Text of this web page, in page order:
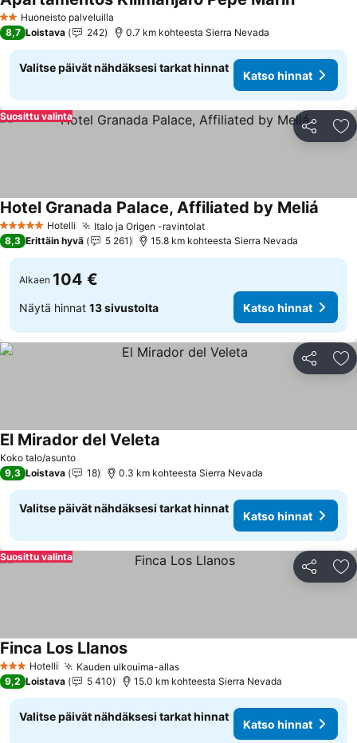
2 Tähtiluokitus
Huoneisto palveluilla
Katso
8,7 Loistava 242 0.7 km kohteesta Sierra Nevada
Valitse päivät nähdäksesi tarkat hinnat
Katso hinnat
Jaa
Suosittu valinta
5 Tähtiluokitus
Hotelli Italo ja Origen -ravintolatKatso hinnat
Hotel Granada Palace, Affiliated by Meliá
8,3 Erittäin hyvä 5 261 15.8 km kohteesta Sierra Nevada
Alkaen 104 €
Näytä hinnat 13 sivustolta Katso hinnat
Jaa
Koko talo/asunto
El Mirador del Veleta
9,3 Loistava 18 0.3 km kohteesta Sierra Nevada
Valitse päivät nähdäksesi tarkat hinnat
Katso hinnat
Jaa
Suosittu valinta
3 Tähtiluokitus
Hotelli Kauden ulkouima-allasKatso hinnat
Finca Los LlanosKatso hinnat
9,2 Loistava 5 410 15.0 km kohteesta Sierra Nevada
Valitse päivät nähdäksesi tarkat hinnat
Katso hinnat